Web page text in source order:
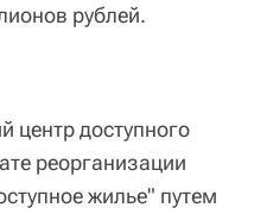
рублей.
центр доступного
реорганизации
жилье" путем